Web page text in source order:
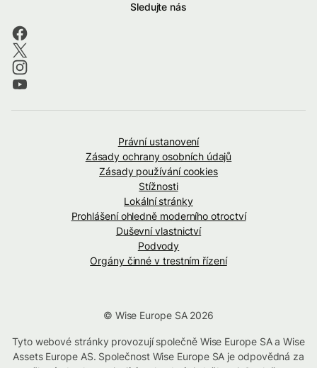
Sledujte nás
Právní ustanovení
Zásady ochrany osobních údajů
Zásady používání cookies
Stížnosti
Lokální stránky
Prohlášení ohledně moderního otroctví
Duševní vlastnictví
Podvody
Orgány činné v trestním řízení
© Wise Europe SA 2026
Tyto webové stránky provozují společně Wise Europe SA a Wise
Assets Europe AS. Společnost Wise Europe SA je odpovědná za